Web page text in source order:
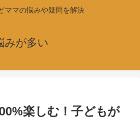
ママの悩みや疑問を解決
みが多い
楽しむ！子どもが